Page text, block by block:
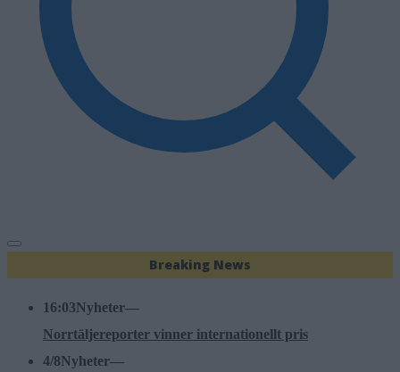
Breaking News
16:03Nyheter—
Norrtäljereporter vinner internationellt pris
4/8Nyheter—